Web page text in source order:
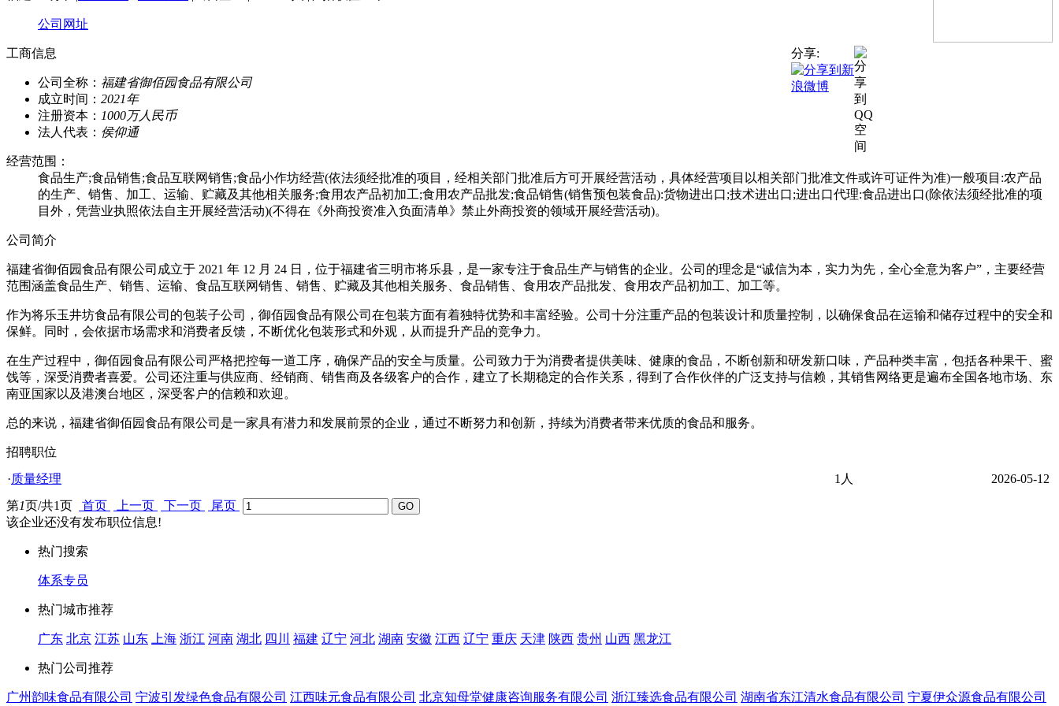
公司网址
分享:
工商信息
公司全称： 福建省御佰园食品有限公司
成立时间： 2021年
注册资本： 1000万人民币
法人代表： 侯仰通
经营范围：
食品生产;食品销售;食品互联网销售;食品小作坊经营(依法须经批准的项目，经相关部门批准后方可开展经营活动，具体经营项目以相关部门批准文件或许可证件为准)一般项目:农产品
的生产、销售、加工、运输、贮藏及其他相关服务;食用农产品初加工;食用农产品批发;食品销售(销售预包装食品):货物进出口;技术进出口;进出口代理:食品进出口(除依法须经批准的项
目外，凭营业执照依法自主开展经营活动)(不得在《外商投资准入负面清单》禁止外商投资的领域开展经营活动)。
公司简介
福建省御佰园食品有限公司成立于 2021 年 12 月 24 日，位于福建省三明市将乐县，是一家专注于食品生产与销售的企业。公司的理念是“诚信为本，实力为先，全心全意为客户”，主要经营
范围涵盖食品生产、销售、运输、食品互联网销售、销售、贮藏及其他相关服务、食品销售、食用农产品批发、食用农产品初加工、加工等。
作为将乐玉井坊食品有限公司的包装子公司，御佰园食品有限公司在包装方面有着独特优势和丰富经验。公司十分注重产品的包装设计和质量控制，以确保食品在运输和储存过程中的安全和
保鲜。同时，会依据市场需求和消费者反馈，不断优化包装形式和外观，从而提升产品的竞争力。
在生产过程中，御佰园食品有限公司严格把控每一道工序，确保产品的安全与质量。公司致力于为消费者提供美味、健康的食品，不断创新和研发新口味，产品种类丰富，包括各种果干、蜜
饯等，深受消费者喜爱。公司还注重与供应商、经销商、销售商及各级客户的合作，建立了长期稳定的合作关系，得到了合作伙伴的广泛支持与信赖，其销售网络更是遍布全国各地市场、东
南亚国家以及港澳台地区，深受客户的信赖和欢迎。
总的来说，福建省御佰园食品有限公司是一家具有潜力和发展前景的企业，通过不断努力和创新，持续为消费者带来优质的食品和服务。
招聘职位
·质量经理 1人
2026-05-12
第1页/共1页 首页 上一页 下一页
尾页
该企业还没有发布职位信息!
热门搜索
体系专员
热门城市推荐
广东 北京 江苏 山东 上海 浙江 河南 湖北 四川 福建 辽宁 河北 湖南 安徽 江西 辽宁 重庆 天津 陕西 贵州 山西 黑龙江
热门公司推荐
广州韵味食品有限公司 宁波引发绿色食品有限公司 江西味元食品有限公司 北京知母堂健康咨询服务有限公司 浙江臻选食品有限公司 湖南省东江清水食品有限公司 宁夏伊众源食品有限公司